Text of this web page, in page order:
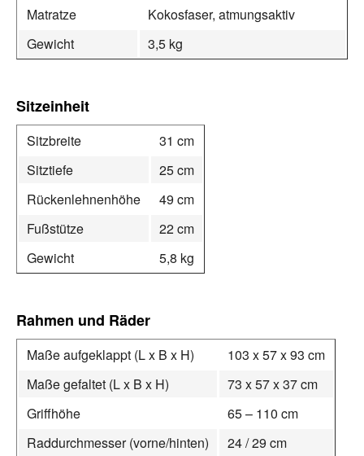
Matratze
Kokosfaser, atmungsaktiv
Gewicht
3,5 kg
Sitzeinheit
Sitzbreite
31 cm
Sitztiefe
25 cm
Rückenlehnenhöhe
49 cm
Fußstütze
22 cm
Gewicht
5,8 kg
Rahmen und Räder
Maße aufgeklappt (L x B x H)
103 x 57 x 93 cm
Maße gefaltet (L x B x H)
73 x 57 x 37 cm
Griffhöhe
65 – 110 cm
Raddurchmesser (vorne/hinten)
24 / 29 cm